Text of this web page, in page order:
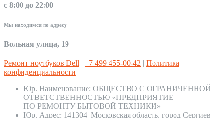
с 8:00 до 22:00
Мы находимся по адресу
Вольная улица, 19
Ремонт ноутбуков Dell | +7 499 455-00-42 | Политика
конфиденциальности
Юр. Наименование: ОБЩЕСТВО С ОГРАНИЧЕННОЙ
ОТВЕТСТВЕННОСТЬЮ «ПРЕДПРИЯТИЕ
ПО РЕМОНТУ БЫТОВОЙ ТЕХНИКИ»
Юр. Адрес: 141304, Московская область, город Сергиев